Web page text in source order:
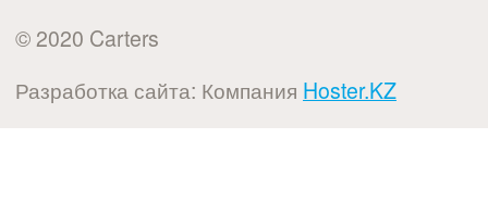
© 2020 Carters
Разработка сайта: Компания Hoster.KZ